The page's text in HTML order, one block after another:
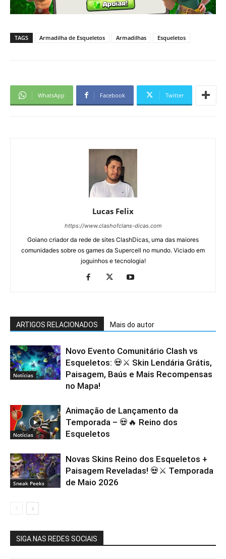
TAGS Armadilha de Esqueletos Armadilhas Esqueletos
WhatsApp Facebook Twitter
Lucas Felix
https://www.clashofclans-dicas.com
Goiano criador da rede de sites ClashDicas, uma das maiores
comunidades sobre os games da Supercell no mundo. Viciado em
joguinhos e tecnologia!
ARTIGOS RELACIONADOS Mais do autor
Notícias
Novo Evento Comunitário Clash vs
Esqueletos: 💀⚔️ Skin Lendária Grátis,
Paisagem, Baús e Mais Recompensas
no Mapa!
Notícias
Animação de Lançamento da
Temporada – 💀🔥 Reino dos
Esqueletos
Sneak Peeks
Novas Skins Reino dos Esqueletos +
Paisagem Reveladas! 💀⚔️ Temporada
de Maio 2026
SIGA NAS REDES SOCIAIS